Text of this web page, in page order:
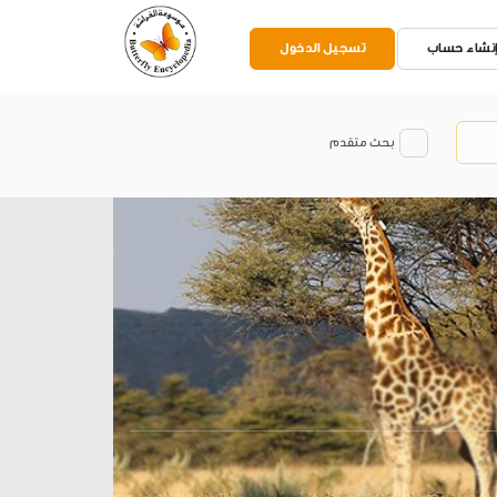
إنشاء حساب تسجيل الدخول
بحث متقدم